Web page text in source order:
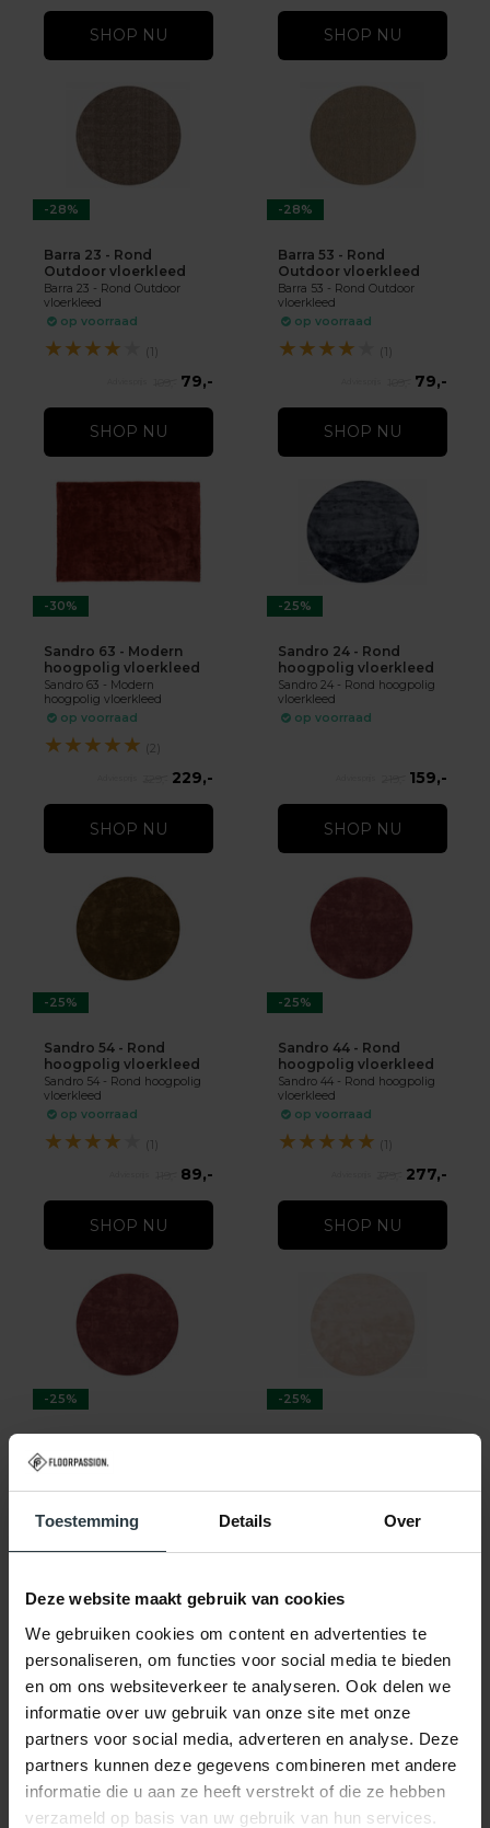
Toestemming Details Over
Deze website maakt gebruik van cookies
We gebruiken cookies om content en advertenties te
personaliseren, om functies voor social media te bieden
en om ons websiteverkeer te analyseren. Ook delen we
informatie over uw gebruik van onze site met onze
partners voor social media, adverteren en analyse. Deze
partners kunnen deze gegevens combineren met andere
informatie die u aan ze heeft verstrekt of die ze hebben
verzameld op basis van uw gebruik van hun services.
SHOP NU SHOP NU
-28%
Barra 23 - Rond
Outdoor vloerkleed
Barra 23 - Rond Outdoor
vloerkleed
op voorraad
★★★★ (1)
79,-
SHOP NU
-28%
Barra 53 - Rond
Outdoor vloerkleed
Barra 53 - Rond Outdoor
vloerkleed
op voorraad
★★★★ (1)
79,-
SHOP NU
-30%
Sandro 63 - Modern
hoogpolig vloerkleed
Sandro 63 - Modern
hoogpolig vloerkleed
op voorraad
★★★★★ (2)
229,-
SHOP NU
-25%
Sandro 24 - Rond
hoogpolig vloerkleed
Sandro 24 - Rond hoogpolig
vloerkleed
op voorraad
159,-
SHOP NU
-25%
Sandro 54 - Rond
hoogpolig vloerkleed
Sandro 54 - Rond hoogpolig
vloerkleed
op voorraad
★★★★ (1)
89,-
SHOP NU
-25%
Sandro 44 - Rond
hoogpolig vloerkleed
Sandro 44 - Rond hoogpolig
vloerkleed
op voorraad
★★★★★ (1)
277,-
SHOP NU
-25%
hoogpolig vloerkleed
vloerkleed
★
-25%
vloerkleed
-25% -25%